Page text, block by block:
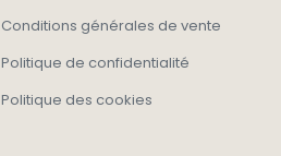
Conditions générales de vente
Politique de confidentialité
Politique des cookies